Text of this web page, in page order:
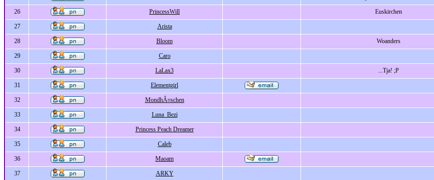
26 PrincessWill Euskirchen
27 Arista
28 Bloom Woanders
29 Caro
30 LaLax3 ...Tja! ;P
31 Elementgirl
32 MondhÃ¤schen
33 Luna_Bezi
34 Princess Peach Dreamer
35 Caleb
36 Maoam
37 ARKY